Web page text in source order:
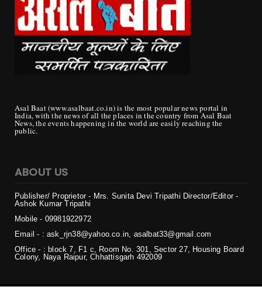
Asal Baat (www.asalbaat.co.in) is the most popular news portal in
ABOUT US
Ashok Kumar Tripathi
Email - : ask_rjn38@yahoo.co.in, asalbat33@gmail.com
Office - : block 7, F1 c, Room No. 301, Sector 27, Housing Board
Colony, Naya Raipur, Chhattisgarh 492009
Copyright ©
2026 | असल बात (Asal Baat) | All Rights Reserved